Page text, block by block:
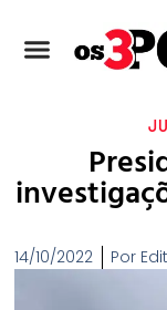
14/10/2022 Por